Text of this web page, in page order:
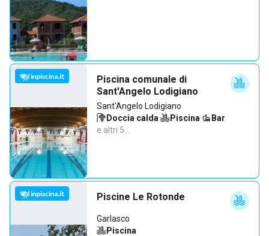
Piscina comunale di
Sant'Angelo Lodigiano
Sant'Angelo Lodigiano
Doccia calda· Piscina· Bar·
e altri 5…
Piscine Le Rotonde
Garlasco
Piscina